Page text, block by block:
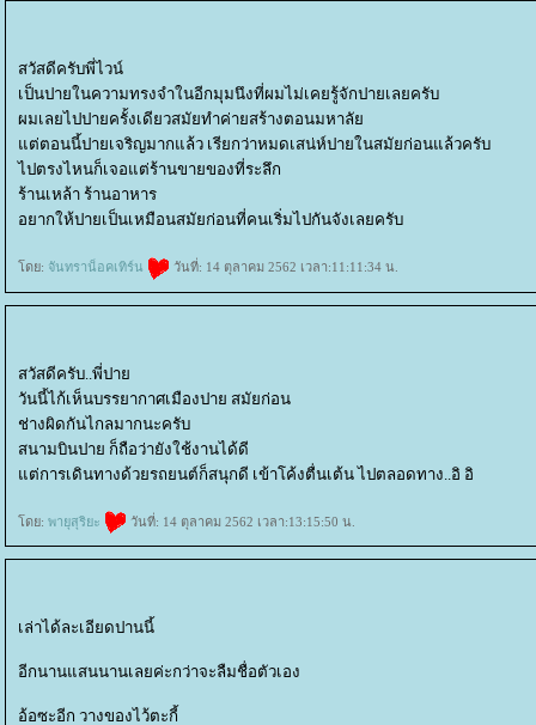
สวัสดีครับพี่ไวน์
เป็นปายในความทรงจำในอีกมุมนึงที่ผมไม่เคยรู้จักปายเลยครับ
ผมเลยไปปายครั้งเดียวสมัยทำค่ายสร้างตอนมหาลั
ต่ตอนนี้ปายเจริญมากแล้ว เรียกว่าหมดเสน่ห์ปายในสมัยก่อนแล้วครับ
ไปตรงไหนก็เจอแต่ร้านขายของที่ระลึก
ร้านเหล้า ร้านอาหาร
อยากให้ปายเป็นเหมือนสมัยก่อนที่คนเริ่มไปกันจังเลยครับ
ดย: จันทราน็อคเทิร์น วันที่: 14 ตุลาคม 2562 เวลา:11:11:34 น.
สวัสดีครับ..พี่ปา
วันนี้ไก้เห็นบรรยากาศเมืองปาย สมัยก่อน
ช่างผิดกันไกลมากนะครับ
สนามบินปาย ก็ถือว่ายังใช้งานได้ดี
ต่การเดินทางด้วยรถยนต์ก็สนุกดี เข้าโค้งตื่นเต้น ไปตลอดทาง..อิ อิ
ดย: พายุสุริยะ วันที่: 14 ตุลาคม 2562 เวลา:13:15:50 น.
เล่าได้ละเอียดปานนี้
อีกนานแสนนานเลยค่ะกว่าจะลืมชื่อตัวเอง
อ้อซะอีก วางของไว้ตะกี้